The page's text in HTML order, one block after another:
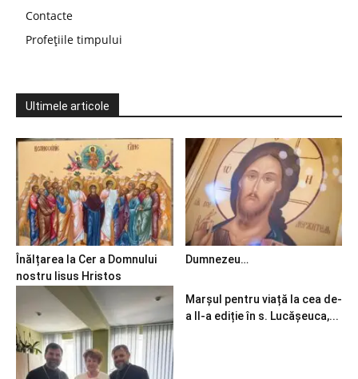
Contacte
Profețiile timpului
Ultimele articole
Înălțarea la Cer a Domnului
nostru Iisus Hristos
Dumnezeu…
Marșul pentru viață la cea de-
a II-a ediție în s. Lucășeuca,...